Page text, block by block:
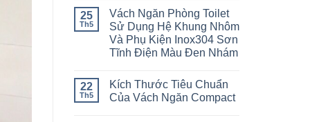
25
Th5
Vách Ngăn Phòng Toilet
Sử Dụng Hệ Khung Nhôm
Và Phụ Kiện Inox304 Sơn
Tĩnh Điện Màu Đen Nhám
22
Th5
Kích Thước Tiêu Chuẩn
Của Vách Ngăn Compact